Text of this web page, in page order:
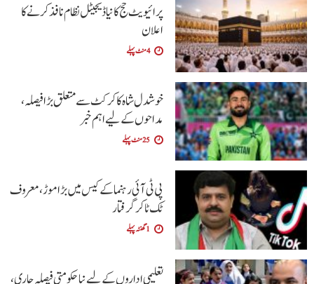
پرائیویٹ حج کا نیا ڈیجیٹل نظام نافذ کرنے کا
اعلان
4 منٹ پہلے
خوشدل شاہ کا کرکٹ سے متعلق بڑا فیصلہ،
مداحوں کے لیے اہم خبر
25 منٹ پہلے
پی ٹی آئی رہنما کے کیس میں بڑا موڑ، معروف
ٹک ٹاکر گرفتار
1 گھنٹہ پہلے
تعلیمی اداروں کے لیے نیا حکومتی فیصلہ جاری،